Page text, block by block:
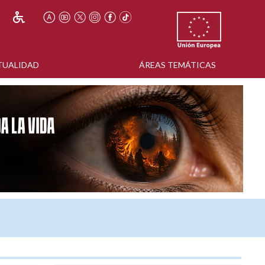
ÁREAS TEMÁTICAS